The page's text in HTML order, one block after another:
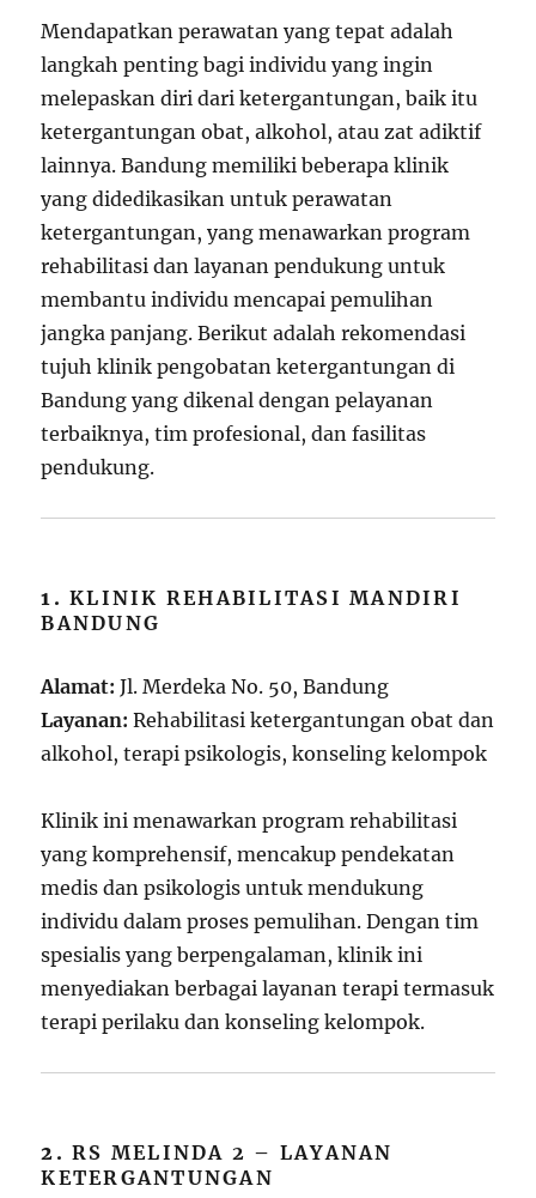
Mendapatkan perawatan yang tepat adalah
langkah penting bagi individu yang ingin
melepaskan diri dari ketergantungan, baik itu
ketergantungan obat, alkohol, atau zat adiktif
lainnya. Bandung memiliki beberapa klinik
yang didedikasikan untuk perawatan
ketergantungan, yang menawarkan program
rehabilitasi dan layanan pendukung untuk
membantu individu mencapai pemulihan
jangka panjang. Berikut adalah rekomendasi
tujuh klinik pengobatan ketergantungan di
Bandung yang dikenal dengan pelayanan
terbaiknya, tim profesional, dan fasilitas
pendukung.
1.KLINIK REHABILITASI MANDIRI
BANDUNG
Alamat: Jl. Merdeka No. 50, Bandung
Layanan: Rehabilitasi ketergantungan obat dan
alkohol, terapi psikologis, konseling kelompok
Klinik ini menawarkan program rehabilitasi
yang komprehensif, mencakup pendekatan
medis dan psikologis untuk mendukung
individu dalam proses pemulihan. Dengan tim
spesialis yang berpengalaman, klinik ini
menyediakan berbagai layanan terapi termasuk
terapi perilaku dan konseling kelompok.
2.RS MELINDA 2 – LAYANAN
KETERGANTUNGAN